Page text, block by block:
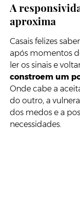
A
aproxima
Casais felizes
após momentos
ler os sinais e
constroem um
Onde cabe a
do outro, a
dos medos e a
necessidades.